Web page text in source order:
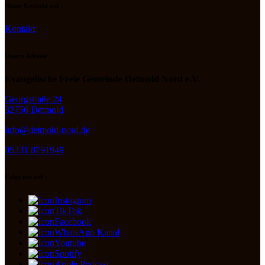
Kontakt
Georgstraße 24
32756 Detmold
info@detmold-nord.de
05231 8791949
Instagram
TikTok
Facebook
WhatsApp Kanal
Youtube
Spotify